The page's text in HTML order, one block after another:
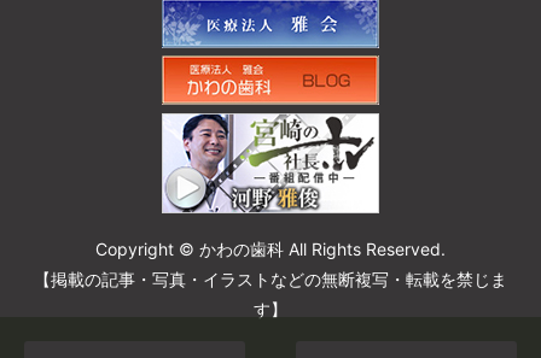
Copyright © かわの歯科 All Rights Reserved.
【掲載の記事・写真・イラストなどの無断複写・転載を禁じま
す】